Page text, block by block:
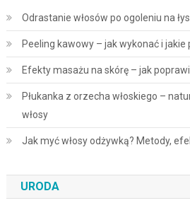
Odrastanie włosów po ogoleniu na
Peeling kawowy – jak wykonać i jakie
Efekty masażu na skórę – jak
Płukanka z orzecha włoskiego –
włosy
Jak myć włosy odżywką? Metody,
URODA